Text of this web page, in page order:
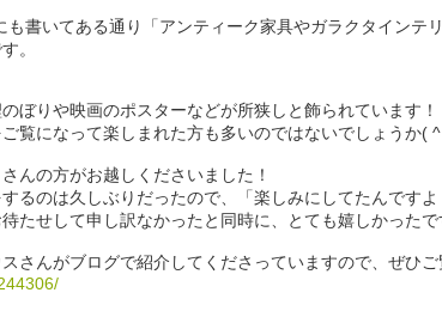
も書いてある通り「アンティーク家具やガラクタインテ
。
ぼりや映画のポスターなどが所狭しと飾られています！
覧になって楽しまれた方も多いのではないでしょうか(
んの方がお越しくださいました！
るのは久しぶりだったので、「楽しみにしてたんです
たせして申し訳なかったと同時に、とても嬉しかったで
さんがブログで紹介してくださっていますので、ぜひご